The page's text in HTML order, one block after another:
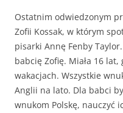
Ostatnim odwiedzonym
Zofii Kossak, w którym
pisarki Annę Fenby
babcię Zofię. Miała 16
wakacjach. Wszystkie
Anglii na lato. Dla babci
wnukom Polskę, nauczyć